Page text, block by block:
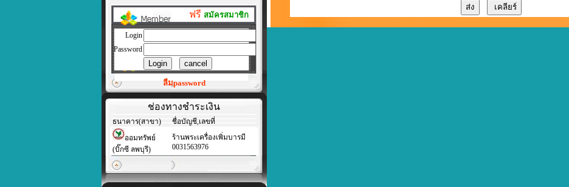
ฟรี สมัครสมาชิก
Login
Password
ลืมpassword
ช่องทางชำระเงิน
ธนาคาร(สาขา)
ชื่อบัญชี,เลขที่
ออมทรัพย์
(บิ๊กซี ลพบุรี)
ร้านพระเครื่องเพิ่มบารมี
0031563976